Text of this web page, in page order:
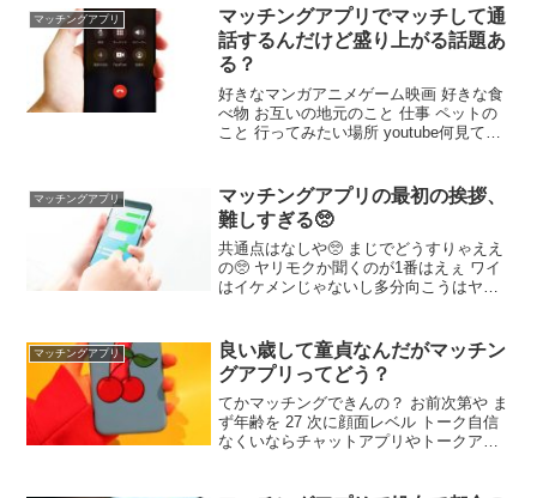
やったから「来週忙しいし金欠やし3月と
か遅いですか？」と聞いたら「もういい
です」って切られた ワイが悪いんか？
マッチングアプリ
マッチングアプリでマッチして通
話するんだけど盛り上がる話題あ
る？
好きなマンガアニメゲーム映画 好きな食
べ物 お互いの地元のこと 仕事 ペットの
こと 行ってみたい場所 youtube何見てる
分やろ 十分か… あとは臨機応変にやるし
かないか 相手から話させるのが基本やで
マッチングアプリ
マッチングアプリの最初の挨拶、
難しすぎる🥺
共通点はなしや🥺 まじでどうすりゃええ
の🥺 ヤリモクか聞くのが1番はえぇ ワイ
はイケメンじゃないし多分向こうはヤリ
に困っとるんや🥺 その思ったことそのま
んま言えばええやんけ 共通点なしでも恋
愛できる？
マッチングアプリ
良い歳して童貞なんだがマッチン
グアプリってどう？
てかマッチングできんの？ お前次第や ま
ず年齢を 27 次に顔面レベル トーク自信
なくいならチャットアプリやトークアプ